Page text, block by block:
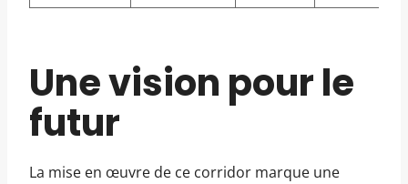
Une vision pour le
futur
La mise en œuvre de ce corridor marque une